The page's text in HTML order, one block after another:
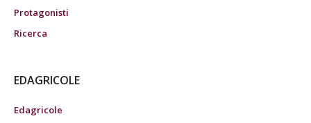
Protagonisti
Ricerca
EDAGRICOLE
Edagricole